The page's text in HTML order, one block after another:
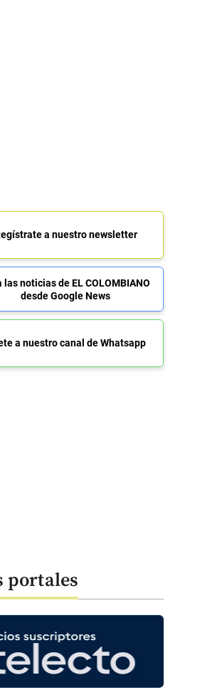
a nuestro newsletter
las noticias de EL COLOMBIANO
desde Google News
a nuestro canal de Whatsapp
portales